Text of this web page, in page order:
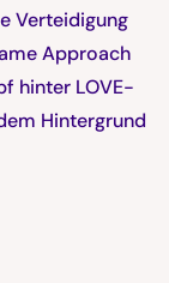
Verteidigung
Approach
hinter LOVE-
Hintergrund